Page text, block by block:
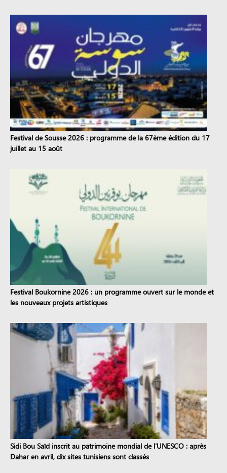
Festival de Sousse 2026 : programme de la 67ème édition du 17
juillet au 15 août
Festival Boukornine 2026 : un programme ouvert sur le monde et
les nouveaux projets artistiques
Sidi Bou Saïd inscrit au patrimoine mondial de l'UNESCO : après
Dahar en avril, dix sites tunisiens sont classés